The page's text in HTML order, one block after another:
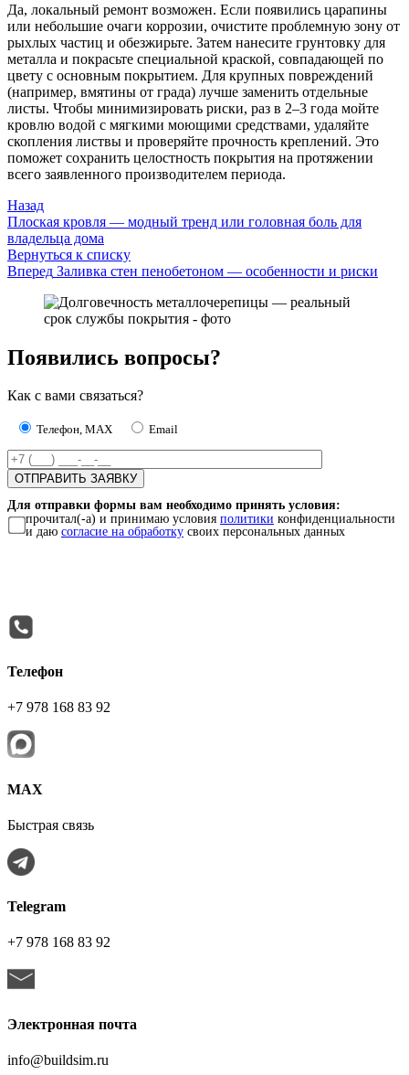
Да, локальный ремонт возможен. Если появились царапины
или небольшие очаги коррозии, очистите проблемную зону от
рыхлых частиц и обезжирьте. Затем нанесите грунтовку для
металла и покрасьте специальной краской, совпадающей по
цвету с основным покрытием. Для крупных повреждений
(например, вмятины от града) лучше заменить отдельные
листы. Чтобы минимизировать риски, раз в 2–3 года мойте
кровлю водой с мягкими моющими средствами, удаляйте
скопления листвы и проверяйте прочность креплений. Это
поможет сохранить целостность покрытия на протяжении
всего заявленного производителем периода.
Назад
Плоская кровля — модный тренд или головная боль для
владельца дома
Вернуться к списку
Вперед Заливка стен пенобетоном — особенности и риски
Появились вопросы?
Как с вами связаться?
Телефон, MAX Email
Для отправки формы вам необходимо принять условия:
прочитал(-а) и принимаю условия политики конфиденциальности
и даю согласие на обработку своих персональных данных
Телефон
+7 978 168 83 92
МАХ
Быстрая связь
Telegram
+7 978 168 83 92
Электронная почта
info@buildsim.ru